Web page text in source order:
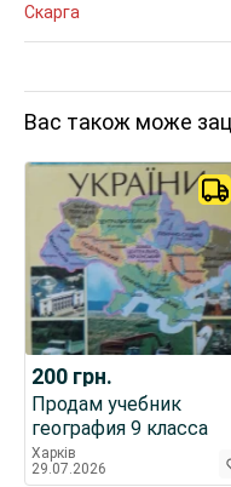
Скарга
Вас також може
200 грн.
Продам учебник
география 9 класса
Харків
29.07.2026